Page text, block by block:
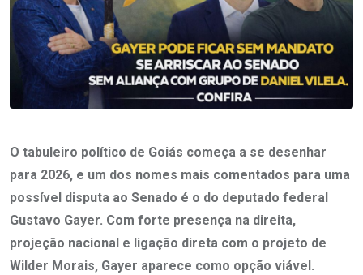
O tabuleiro político de Goiás começa a se desenhar
para 2026, e um dos nomes mais comentados para uma
possível disputa ao Senado é o do deputado federal
Gustavo Gayer. Com forte presença na direita,
projeção nacional e ligação direta com o projeto de
Wilder Morais, Gayer aparece como opção viável.